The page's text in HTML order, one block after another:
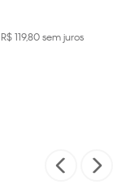
R$119,80sem juros